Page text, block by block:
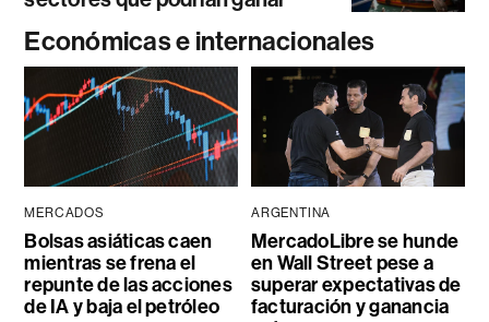
Económicas e internacionales
MERCADOS
Bolsas asiáticas caen
mientras se frena el
repunte de las acciones
de IA y baja el petróleo
ARGENTINA
MercadoLibre se hunde
en Wall Street pese a
superar expectativas de
facturación y ganancia